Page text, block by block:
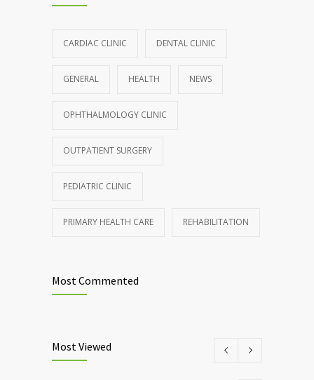
CARDIAC CLINIC DENTAL CLINIC
GENERAL HEALTH NEWS
OPHTHALMOLOGY CLINIC
OUTPATIENT SURGERY
PEDIATRIC CLINIC
PRIMARY HEALTH CARE REHABILITATION
Most Commented
Most Viewed